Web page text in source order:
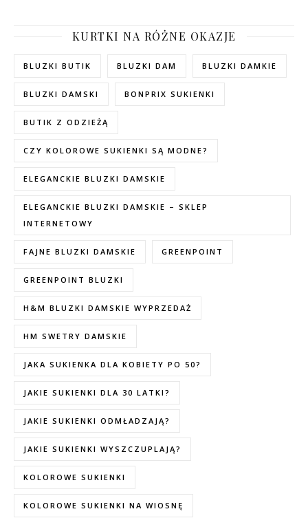
KURTKI NA RÓŻNE OKAZJE
BLUZKI BUTIK BLUZKI DAM BLUZKI DAMKIE
BLUZKI DAMSKI BONPRIX SUKIENKI
BUTIK Z ODZIEŻĄ
CZY KOLOROWE SUKIENKI SĄ MODNE?
ELEGANCKIE BLUZKI DAMSKIE
ELEGANCKIE BLUZKI DAMSKIE – SKLEP
INTERNETOWY
FAJNE BLUZKI DAMSKIE GREENPOINT
GREENPOINT BLUZKI
H&M BLUZKI DAMSKIE WYPRZEDAŻ
HM SWETRY DAMSKIE
JAKA SUKIENKA DLA KOBIETY PO 50?
JAKIE SUKIENKI DLA 30 LATKI?
JAKIE SUKIENKI ODMŁADZAJĄ?
JAKIE SUKIENKI WYSZCZUPLAJĄ?
KOLOROWE SUKIENKI
KOLOROWE SUKIENKI NA WIOSNĘ